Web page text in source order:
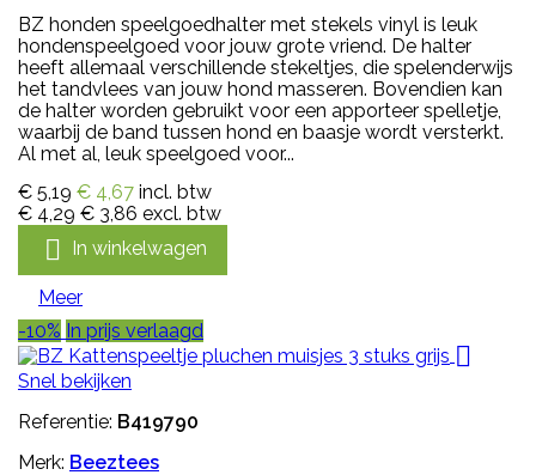
BZ honden speelgoedhalter met stekels vinyl is leuk
hondenspeelgoed voor jouw grote vriend. De halter
heeft allemaal verschillende stekeltjes, die spelenderwijs
het tandvlees van jouw hond masseren. Bovendien kan
de halter worden gebruikt voor een apporteer spelletje,
waarbij de band tussen hond en baasje wordt versterkt.
Al met al, leuk speelgoed voor...
€ 5,19 € 4,67 incl. btw
€ 4,29 € 3,86 excl. btw
 In winkelwagen
Meer
-10% In prijs verlaagd

Snel bekijken
Referentie: B419790
Merk: Beeztees